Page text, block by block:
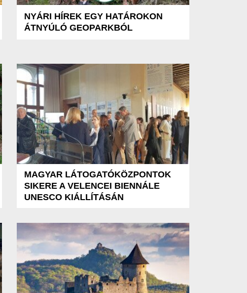
NYÁRI HÍREK EGY HATÁROKON
ÁTNYÚLÓ GEOPARKBÓL
MAGYAR LÁTOGATÓKÖZPONTOK
SIKERE A VELENCEI BIENNÁLE
UNESCO KIÁLLÍTÁSÁN